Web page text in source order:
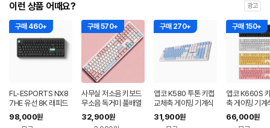
이런 상품 어때요? 광고
구매 460+
FL-ESPORTS NX8
7HE 유선 8K 래피드
트리거 자석축 키보드
민트 블랙, 저소음스톰
98,000원
구매 570+
사무실 저소음 키보드
무소음 독거미 풀배열
조용한 컴퓨터 자판기
핑크 유선 사무용 키보
32,900원
구매 270+
앱코 K580 투톤 키캡
교체축 게이밍 기계식
키보드 스카이, 갈축
31,900원
구매 150+
앱코 K660S
축 게이밍 기계
드 블랙, 청축
66,000원